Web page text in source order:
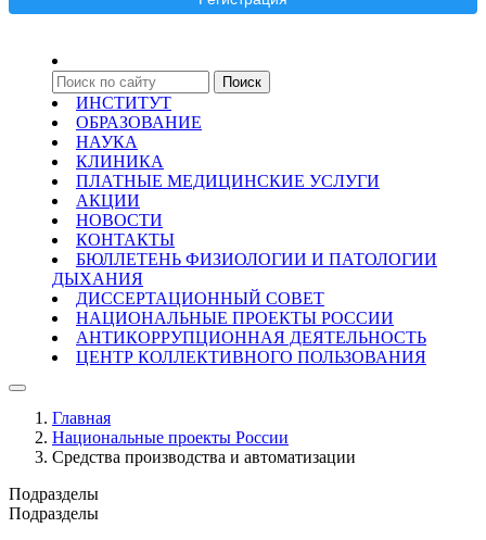
ИНСТИТУТ
ОБРАЗОВАНИЕ
НАУКА
КЛИНИКА
ПЛАТНЫЕ МЕДИЦИНСКИЕ УСЛУГИ
АКЦИИ
НОВОСТИ
КОНТАКТЫ
БЮЛЛЕТЕНЬ ФИЗИОЛОГИИ И ПАТОЛОГИИ
ДЫХАНИЯ
ДИССЕРТАЦИОННЫЙ СОВЕТ
НАЦИОНАЛЬНЫЕ ПРОЕКТЫ РОССИИ
АНТИКОРРУПЦИОННАЯ ДЕЯТЕЛЬНОСТЬ
ЦЕНТР КОЛЛЕКТИВНОГО ПОЛЬЗОВАНИЯ
Главная
Национальные проекты России
Средства производства и автоматизации
Подразделы
Подразделы